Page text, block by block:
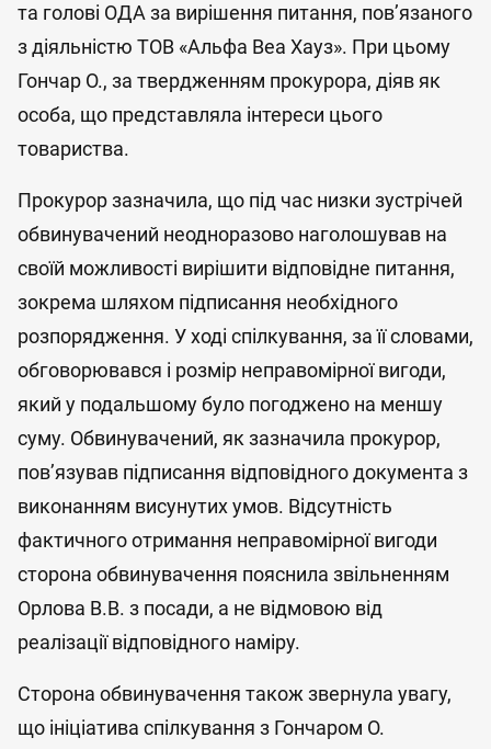
та голові ОДА за вирішення питання, пов’язаного
з діяльністю ТОВ «Альфа Веа Хауз». При цьому
Гончар О., за твердженням прокурора, діяв як
особа, що представляла інтереси цього
товариства.
Прокурор зазначила, що під час низки зустрічей
обвинувачений неодноразово наголошував на
своїй можливості вирішити відповідне питання,
зокрема шляхом підписання необхідного
розпорядження. У ході спілкування, за її словами,
обговорювався і розмір неправомірної вигоди,
який у подальшому було погоджено на меншу
суму. Обвинувачений, як зазначила прокурор,
пов’язував підписання відповідного документа з
виконанням висунутих умов. Відсутність
фактичного отримання неправомірної вигоди
сторона обвинувачення пояснила звільненням
Орлова В.В. з посади, а не відмовою від
реалізації відповідного наміру.
Сторона обвинувачення також звернула увагу,
що ініціатива спілкування з Гончаром О.